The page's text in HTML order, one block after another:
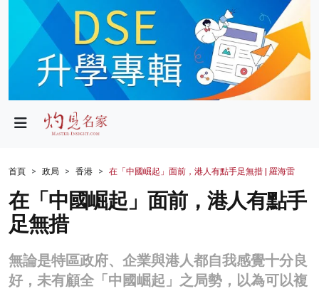
政局
財經
生活
健康
商業
科技
首頁 政局 香港 在「中國崛起」面前，港人有點手足無措 | 羅海雷
在「中國崛起」面前，港人有點手
足無措
無論是特區政府、企業與港人都自我感覺十分良
好，未有顧全「中國崛起」之局勢，以為可以複